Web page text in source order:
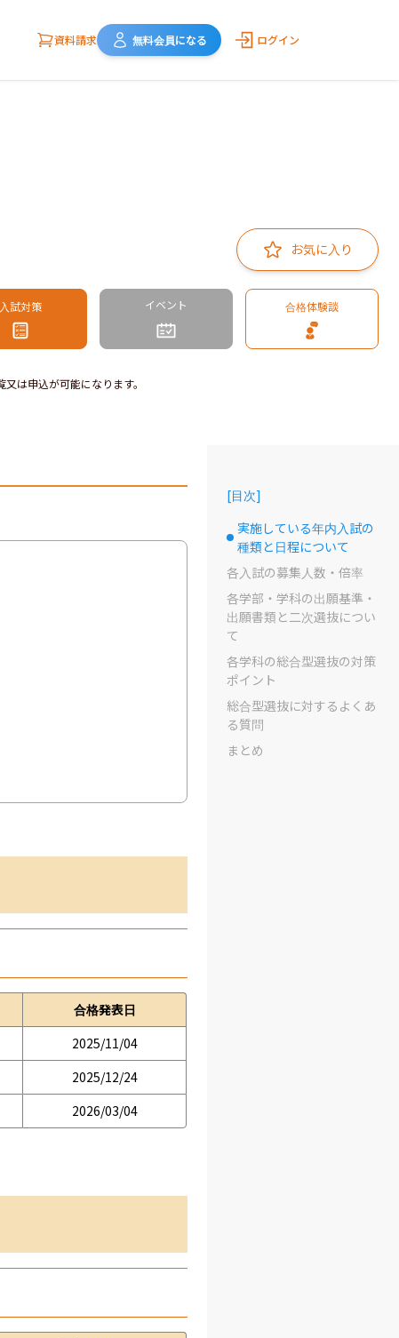
資料請求 無料会員になる ログイン
お気に入り
入試対策 イベント 合格体験談
は申込が可能になります。
合格発表日
2025/11/04
2025/12/24
2026/03/04
[目次]
選択中のドット
実施している年内入試の
種類と日程について
各入試の募集人数・倍率
各学部・学科の出願基準・
出願書類と二次選抜につい
て
各学科の総合型選抜の対策
ポイント
総合型選抜に対するよくあ
る質問
まとめ